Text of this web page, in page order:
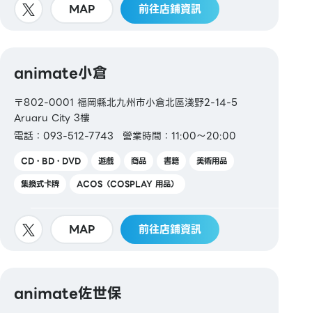
MAP 前往店鋪資訊
animate小倉
〒802-0001 福岡縣北九州市小倉北區淺野2-14-5
Aruaru City 3樓
電話：093-512-7743
營業時間：11:00～20:00
CD・BD・DVD 遊戲 商品 書籍
美術用品
集換式卡牌
ACOS（COSPLAY 用品）
MAP 前往店鋪資訊
animate佐世保